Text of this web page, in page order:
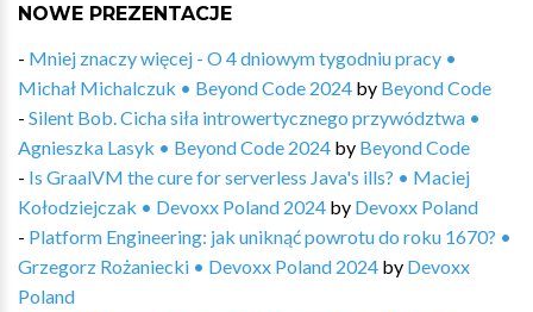
NOWE PREZENTACJE
- Mniej znaczy więcej - O 4 dniowym tygodniu pracy •
Michał Michalczuk • Beyond Code 2024 by Beyond Code
- Silent Bob. Cicha siła introwertycznego przywództwa •
Agnieszka Lasyk • Beyond Code 2024 by Beyond Code
- Is GraalVM the cure for serverless Java's ills? • Maciej
Kołodziejczak • Devoxx Poland 2024 by Devoxx Poland
- Platform Engineering: jak uniknąć powrotu do roku 1670? •
Grzegorz Rożaniecki • Devoxx Poland 2024 by Devoxx
Poland